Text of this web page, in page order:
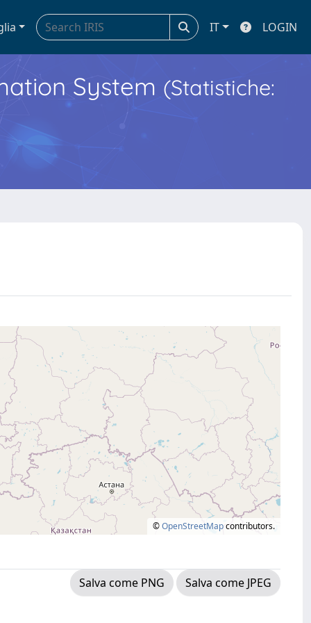
IT LOGIN
System (Statistiche:
©OpenStreetMapcontributors.
Salva come PNG Salva come JPEG